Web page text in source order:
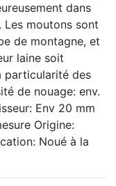
dans
Les moutons sont
de montagne, et
laine soit
particularité des
de nouage: env.
Env 20 mm
Origine:
Noué à la